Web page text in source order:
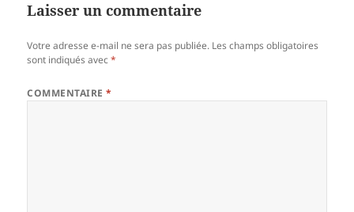
Laisser un commentaire
Votre adresse e-mail ne sera pas publiée. Les champs obligatoires
sont indiqués avec*
COMMENTAIRE*